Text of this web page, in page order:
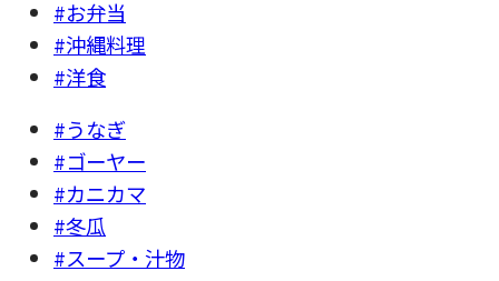
#お弁当
#沖縄料理
#洋食
#うなぎ
#ゴーヤー
#カニカマ
#冬瓜
#スープ・汁物